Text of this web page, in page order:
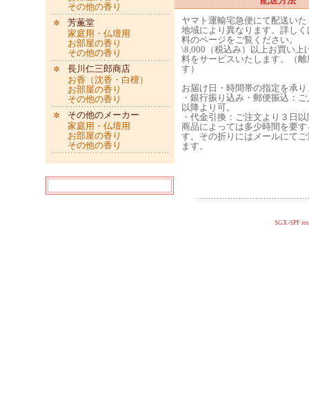
その他の香り
芳薫堂
家庭用・仏壇用
お部屋の香り
その他の香り
長川仁三郎商店
お香（沈香・白檀）
お部屋の香り
その他の香り
その他のメーカー
家庭用・仏壇用
お部屋の香り
その他の香り
ヤマト運輸宅急便にて配送い
地域により異なります。詳し
料のページをご覧ください。
\8,000（税込み）以上お買い上
料をサービスいたします。（
す）
お届け日・時間帯の指定を承り
・銀行振り込み・郵便振込：
以降より可。
・代金引換：ご注文より３日
商品によっては多少時間を要
す。その折りにはメールにて
ます。
SGX-SPF